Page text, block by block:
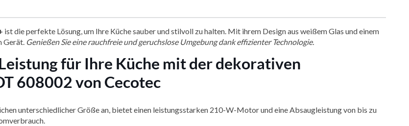
ist die perfekte Lösung, um Ihre Küche sauber und stilvoll zu halten. Mit ihrem Design aus weißem Glas und einem
Gerät. Genießen Sie eine rauchfreie und geruchslose Umgebung dank effizienter Technologie.
für Ihre Küche mit der dekorativen
608002 von Cecotec
unterschiedlicher Größe an, bietet einen leistungsstarken 210-W-Motor und eine Absaugleistung von bis zu